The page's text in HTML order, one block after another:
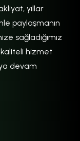
yıllar
paylaşmanın
sağladığımız
hizmet
devam